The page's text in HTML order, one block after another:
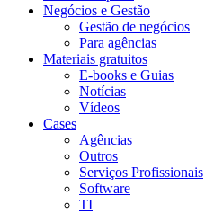
Negócios e Gestão
Gestão de negócios
Para agências
Materiais gratuitos
E-books e Guias
Notícias
Vídeos
Cases
Agências
Outros
Serviços Profissionais
Software
TI